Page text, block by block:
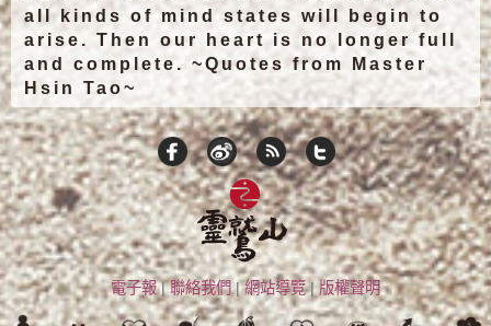
all kinds of mind states will begin to
arise. Then our heart is no longer full
and complete. ~Quotes from Master
Hsin Tao~
電子報|聯絡我們|網站導覽|版權聲明